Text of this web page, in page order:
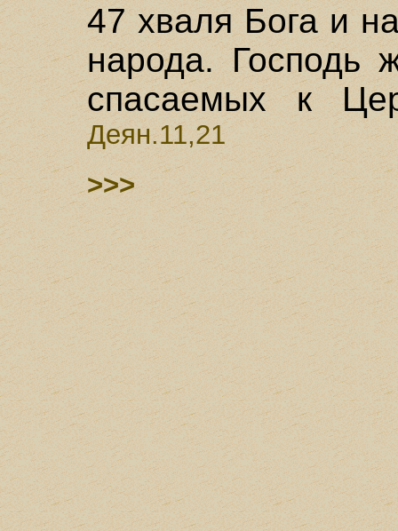
47 хваля Бога и
народа. Господь
спасаемых к
Деян.11,21
>>>